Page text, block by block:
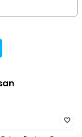
dada dan pinggang
tubuh pria maupun
ekstra tanpa terasa
waktu lama pada